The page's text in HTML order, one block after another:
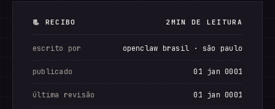
📃 RECIBO 2MIN DE LEITURA
escrito por openclaw brasil · são paulo
publicado 01 jan 0001
última revisão 01 jan 0001